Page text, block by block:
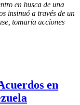
en busca de una
insinuó a través de un
tomaría acciones
en